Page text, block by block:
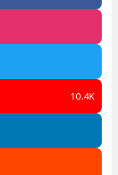
10.4K